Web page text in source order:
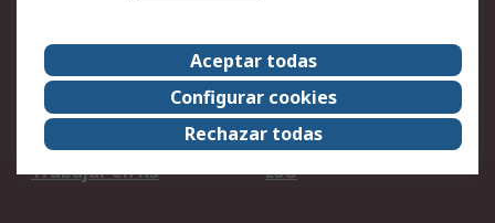
Acerca de RS
Acerca de RS
RS Group
RS en el mundo
Sala de prensa
Trabajar en RS
ESG
Aceptar todas
Configurar cookies
Rechazar todas